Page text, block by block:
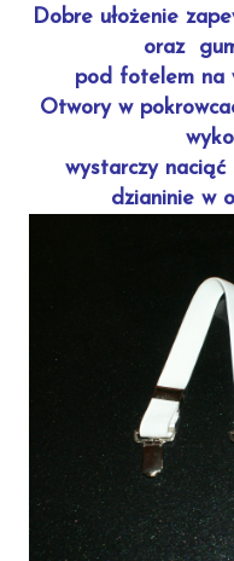
Dobre ułożenie
oraz
pod fotelem na
Otwory w
wystarczy naciąć
dzianinie w